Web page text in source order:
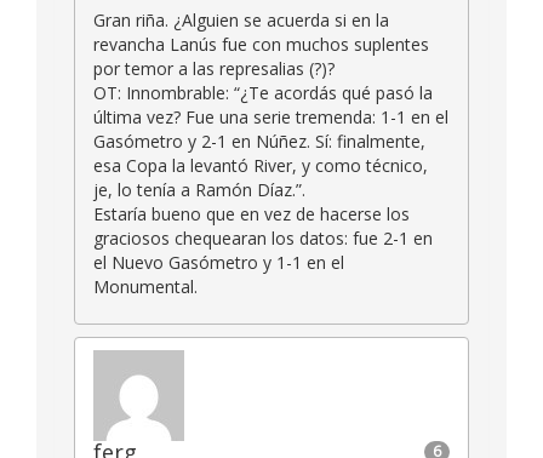
Gran riña. ¿Alguien se acuerda si en la
revancha Lanús fue con muchos suplentes
por temor a las represalias (?)?
OT: Innombrable: “¿Te acordás qué pasó la
última vez? Fue una serie tremenda: 1-1 en el
Gasómetro y 2-1 en Núñez. Sí: finalmente,
esa Copa la levantó River, y como técnico,
je, lo tenía a Ramón Díaz.”.
Estaría bueno que en vez de hacerse los
graciosos chequearan los datos: fue 2-1 en
el Nuevo Gasómetro y 1-1 en el
Monumental.
6
ferg